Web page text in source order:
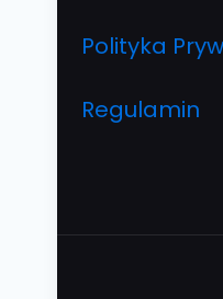
Polityka
Regulamin